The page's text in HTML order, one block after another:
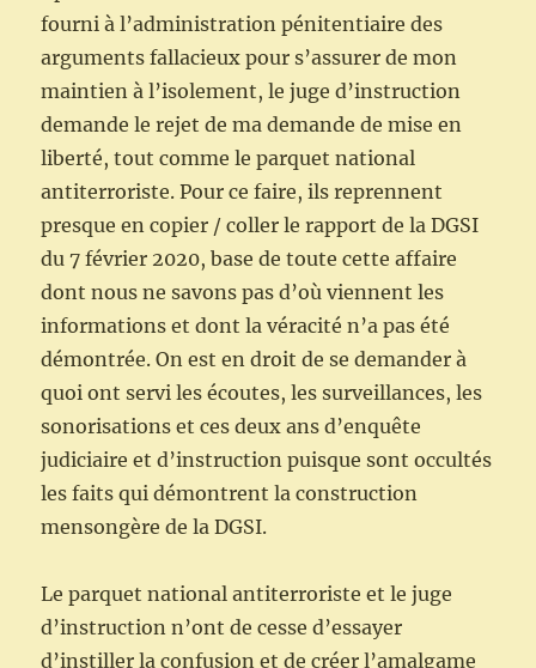
fourni à l’administration pénitentiaire des
arguments fallacieux pour s’assurer de mon
maintien à l’isolement, le juge d’instruction
demande le rejet de ma demande de mise en
liberté, tout comme le parquet national
antiterroriste. Pour ce faire, ils reprennent
presque en copier / coller le rapport de la DGSI
du 7 février 2020, base de toute cette affaire
dont nous ne savons pas d’où viennent les
informations et dont la véracité n’a pas été
démontrée. On est en droit de se demander à
quoi ont servi les écoutes, les surveillances, les
sonorisations et ces deux ans d’enquête
judiciaire et d’instruction puisque sont occultés
les faits qui démontrent la construction
mensongère de la DGSI.
Le parquet national antiterroriste et le juge
d’instruction n’ont de cesse d’essayer
d’instiller la confusion et de créer l’amalgame